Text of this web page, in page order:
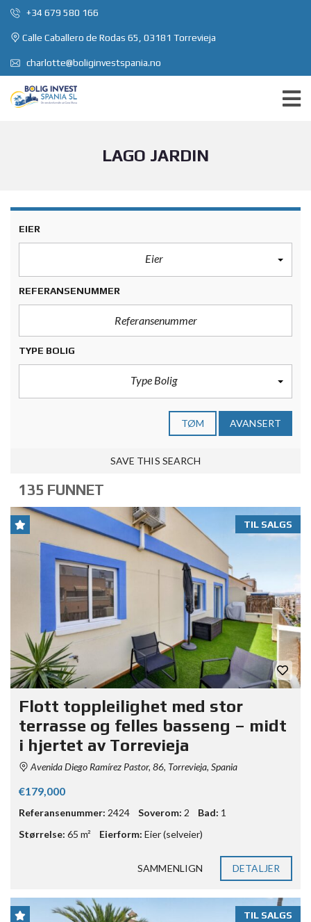
+34 679 580 166
Calle Caballero de Rodas 65, 03181 Torrevieja
charlotte@boliginvestspania.no
LAGO JARDIN
EIER
Eier
REFERANSENUMMER
TYPE BOLIG
Type Bolig
TØM AVANSERT
SAVE THIS SEARCH
135 FUNNET
TIL SALGS
Flott toppleilighet med stor
terrasse og felles basseng – midt
i hjertet av Torrevieja
Avenida Diego Ramírez Pastor, 86, Torrevieja, Spania
€179,000
Referansenummer: 2424 Soverom: 2 Bad: 1
Størrelse: 65 m² Eierform: Eier (selveier)
SAMMENLIGN DETALJER
TIL SALGS